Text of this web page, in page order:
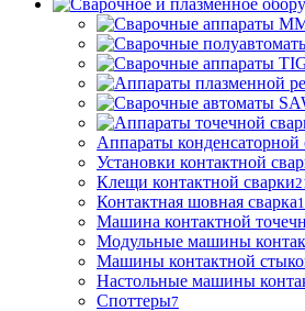
Аппараты конденсаторной
Установки контактной
Клещи контактной сварки
Контактная шовная сварка1
Машина контактной
Модульные машины
Машины контактной
Настольные машины
Споттеры7